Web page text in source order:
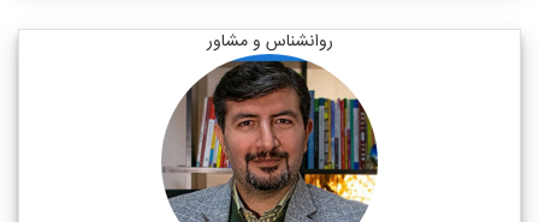
روانشناس و مشاور